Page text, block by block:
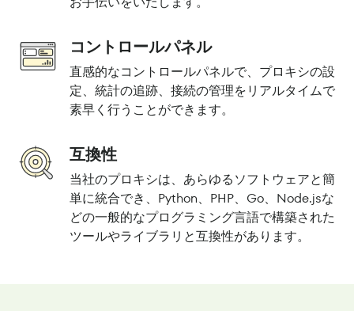
コントロールパネル
直感的なコントロールパネルで、プロキシの設
定、統計の追跡、接続の管理をリアルタイムで
素早く行うことができます。
互換性
当社のプロキシは、あらゆるソフトウェアと簡
単に統合でき、Python、PHP、Go、Node.jsな
どの一般的なプログラミング言語で構築された
ツールやライブラリと互換性があります。